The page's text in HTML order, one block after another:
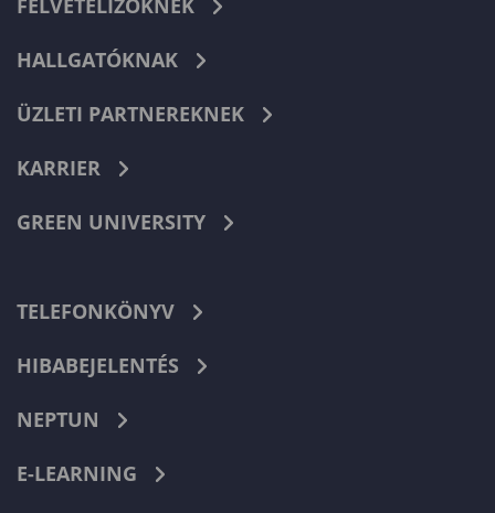
FELVÉTELIZŐKNEK
HALLGATÓKNAK
ÜZLETI PARTNEREKNEK
KARRIER
GREEN UNIVERSITY
TELEFONKÖNYV
HIBABEJELENTÉS
NEPTUN
E-LEARNING